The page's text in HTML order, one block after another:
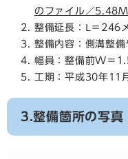
のファイル／
整備延長：Ⅼ＝246
整備内容：側溝整
幅員：整備前W＝
工期：平成30年11
3.整備箇所の写真